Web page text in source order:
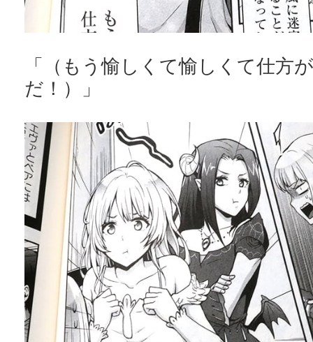
「（もう愉しくて愉しくて仕方
だ！）」